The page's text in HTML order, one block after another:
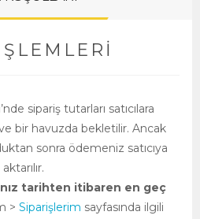
sipariş tutarları satıcılara
bir havuzda bekletilir. Ancak
sonra ödemeniz satıcıya
aktarılır.
tarihten itibaren en geç
> Siparişlerim sayfasında ilgili